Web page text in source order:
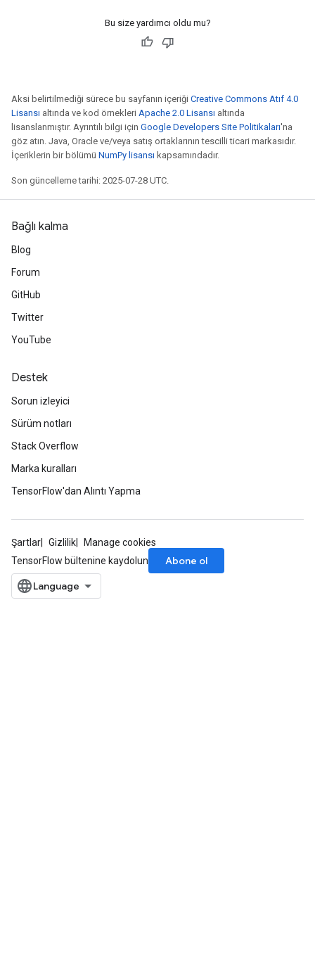
Bu size yardımcı oldu mu?
Aksi belirtilmediği sürece bu sayfanın içeriği Creative Commons Atıf 4.0
Lisansı altında ve kod örnekleri Apache 2.0 Lisansı altında
lisanslanmıştır. Ayrıntılı bilgi için Google Developers Site Politikaları'na
göz atın. Java, Oracle ve/veya satış ortaklarının tescilli ticari markasıdır.
İçeriklerin bir bölümü NumPy lisansı kapsamındadır.
Son güncelleme tarihi: 2025-07-28 UTC.
Bağlı kalma
Blog
Forum
GitHub
Twitter
YouTube
Destek
Sorun izleyici
Sürüm notları
Stack Overflow
Marka kuralları
TensorFlow'dan Alıntı Yapma
Şartlar Gizlilik
Manage cookies
TensorFlow bültenine kaydolun
Abone ol